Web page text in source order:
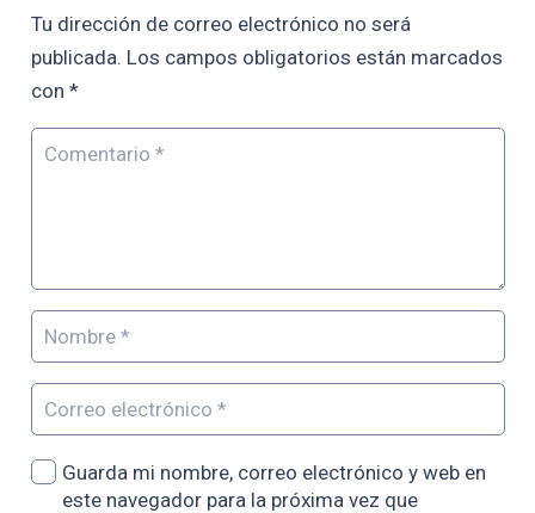
Tu dirección de correo electrónico no será
publicada. Los campos obligatorios están marcados
con *
Guarda mi nombre, correo electrónico y web en
este navegador para la próxima vez que